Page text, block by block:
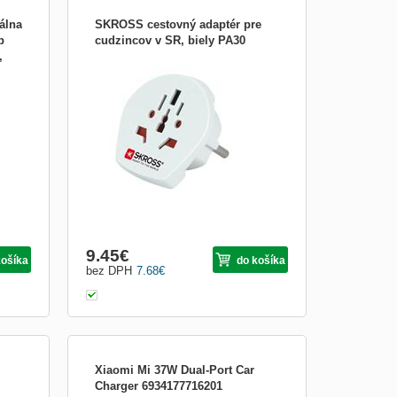
SKROSS cestovný adaptér pre
cudzincov v SR, biely PA30
16A - pre cudzincov najmä v SR, alebo pre
pripojenie zahraničného výrobku s inou
vidlicou prívodnej šnúry v slovenských
zásuvkách - všetky spotrebiče so šnúrou
s 2- a 3-kolíky - nová bezpečnejšia
konštrukcia - ro...
7.68€
bez DPH
9.45€ do košíka
Xiaomi Mi 37W Dual-Port Car
Charger 6934177716201